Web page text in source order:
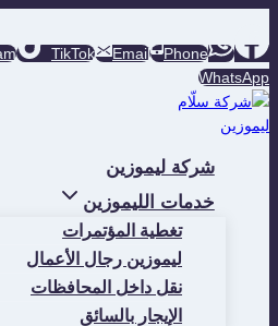
إلى
المحتوى
TikTok Email
Phone
WhatsApp
شركة ليموزين
خدمات الليموزين
تغطية المؤتمرات
ليموزين رجال الأعمال
نقل داخل المحافظات
الإيجار بالسائق